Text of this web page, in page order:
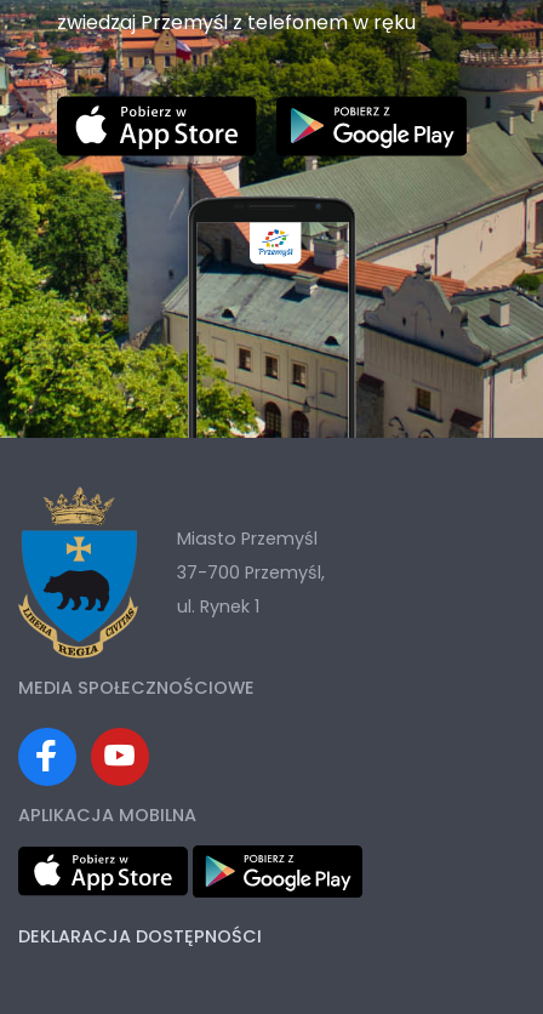
zwiedzaj Przemyśl z telefonem w ręku
Miasto Przemyśl
37-700 Przemyśl,
ul. Rynek 1
MEDIA SPOŁECZNOŚCIOWE
APLIKACJA MOBILNA
DEKLARACJA DOSTĘPNOŚCI